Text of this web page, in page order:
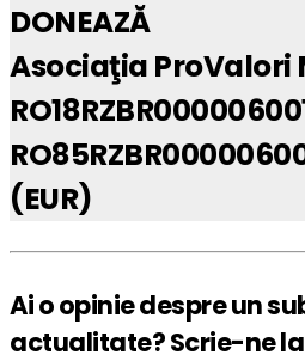
DONEAZĂ
Asociaţia ProValori
(EUR)
Ai o opinie despre un
actualitate? Scrie-ne la